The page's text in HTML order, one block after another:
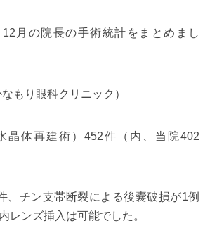
月の院長の手術統計をまとめまし
もり眼科クリニック）
晶体再建術）452件（内、当院402
、チン支帯断裂による後嚢破損が1例
レンズ挿入は可能でした。